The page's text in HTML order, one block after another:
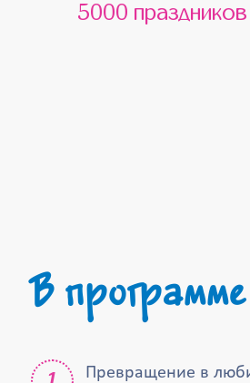
5000 праздников
В программе
Превращение в